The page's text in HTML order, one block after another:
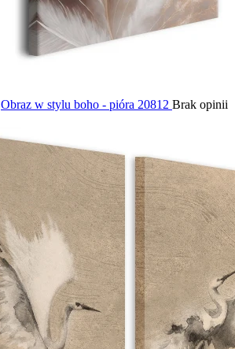
Obraz w stylu boho - pióra 20812 Brak opinii